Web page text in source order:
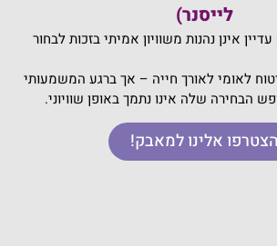
לייסנר)
נשים עדיין אינן נהנות משוויון אמיתי בזכות לבחור
לאומי לאורך חייה – אך ברגע המשמעותי
הבחירה שלה אינו נתמך באופן שוויוני.
הצטרפו אלינו למאבק!